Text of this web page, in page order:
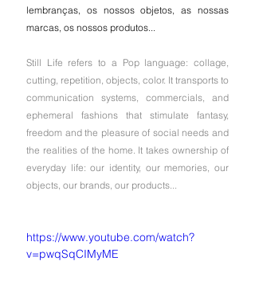
lembranças, os nossos objetos, as nossas
marcas, os nossos produtos...
Still Life refers to a Pop language: collage,
cutting, repetition, objects, color. It transports to
communication systems, commercials, and
ephemeral fashions that stimulate fantasy,
freedom and the pleasure of social needs and
the realities of the home. It takes ownership of
everyday life: our identity, our memories, our
objects, our brands, our products...
https://www.youtube.com/watch?
v=pwqSqCIMyME